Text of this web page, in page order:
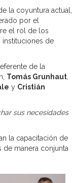
la coyuntura actual,
por el
el rol de los
instituciones de
de la
Tomás Grunhaut,
y Cristián
sus necesidades
la capacitación de
manera conjunta